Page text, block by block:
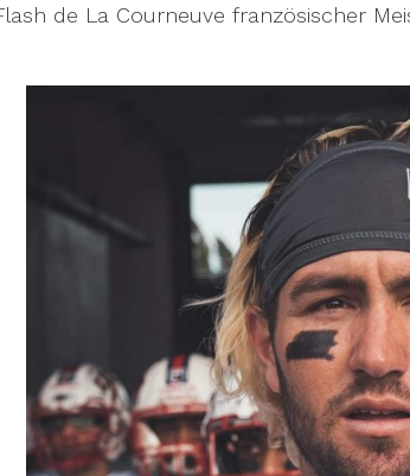
Foto: Eric Mühle
de La Courneuve französischer